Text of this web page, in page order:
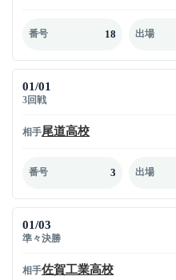
番号 18 出場
01/01
3回戦
相手尾道高校
番号 3 出場
01/03
準々決勝
相手佐賀工業高校